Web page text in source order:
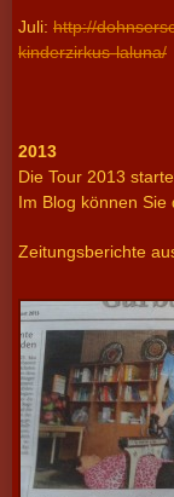
Juli: http://
kinderzirkus-laluna/
2013
Die Tour 2013
Im Blog können
Zeitungsberichte